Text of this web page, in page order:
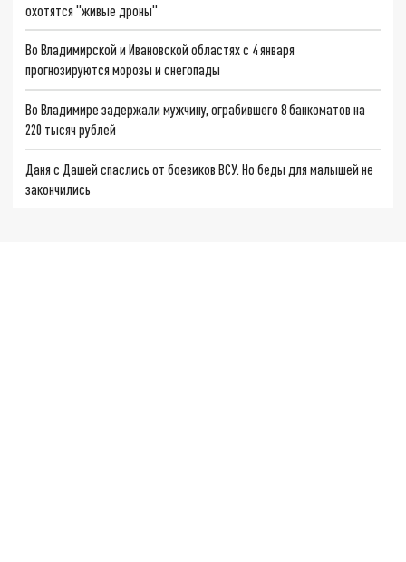
охотятся "живые дроны"
Во Владимирской и Ивановской областях с 4 января
прогнозируются морозы и снегопады
Во Владимире задержали мужчину, ограбившего 8 банкоматов на
220 тысяч рублей
Даня с Дашей спаслись от боевиков ВСУ. Но беды для малышей не
закончились